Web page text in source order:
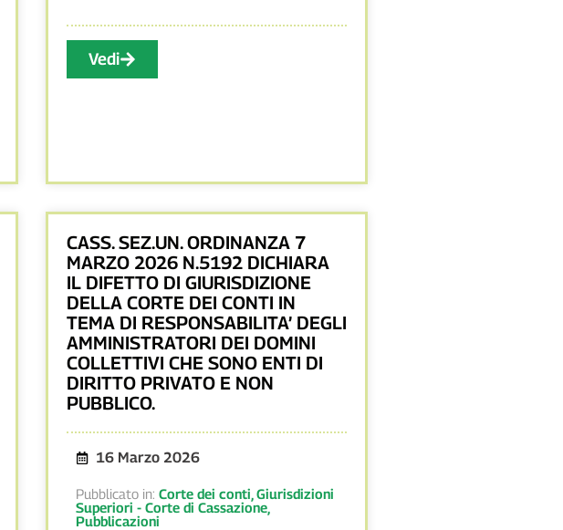
Vedi
CASS. SEZ.UN. ORDINANZA 7
MARZO 2026 N.5192 DICHIARA
IL DIFETTO DI GIURISDIZIONE
DELLA CORTE DEI CONTI IN
TEMA DI RESPONSABILITA’ DEGLI
AMMINISTRATORI DEI DOMINI
COLLETTIVI CHE SONO ENTI DI
DIRITTO PRIVATO E NON
PUBBLICO.
16 Marzo 2026
Pubblicato in: Corte dei conti, Giurisdizioni
Superiori - Corte di Cassazione,
Pubblicazioni